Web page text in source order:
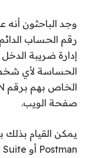
وجد الباحثون أنه
إدارة ضريبة
صفحة الويب.
يمكن القيام بذلك